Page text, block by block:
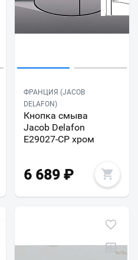
ФРАНЦИЯ (JACOB
DELAFON)
Кнопка смыва
Jacob Delafon
E29027-CP хром
6 689 ₽